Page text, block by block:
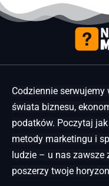
Codziennie
świata biznesu,
podatków. Poczytaj
metody marketingu i
ludzie – u nas zawsze
poszerzy twoje